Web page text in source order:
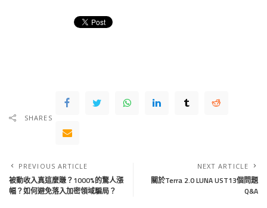
SHARES
PREVIOUS ARTICLE
被動收入真這麼賺？1000%的驚人漲
幅？如何避免落入加密領域騙局？
NEXT ARTICLE
關於Terra 2.0 LUNA UST13個問題
Q&A